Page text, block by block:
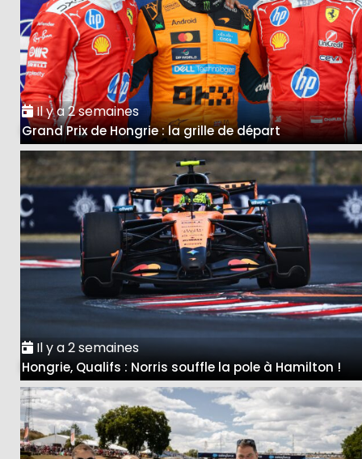
Il y a 2 semaines
Grand Prix de Hongrie : la grille de départ
Il y a 2 semaines
Hongrie, Qualifs : Norris souffle la pole à Hamilton !